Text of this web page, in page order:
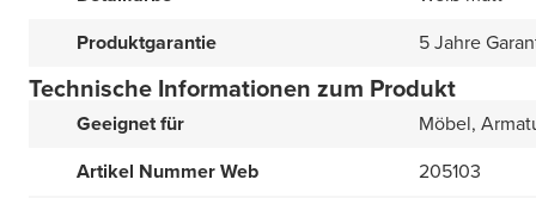
Produktgarantie
5 Jahre
Technische Informationen zum Produkt
Geeignet für
Möbel,
Artikel Nummer Web
205103